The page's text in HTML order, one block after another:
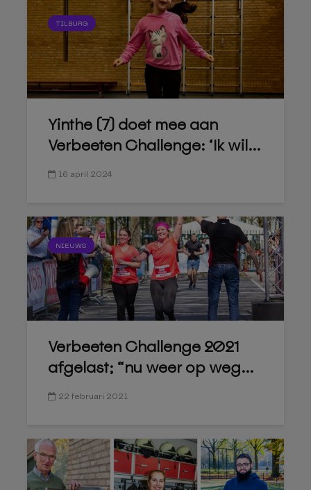
TILBURG
Yinthe (7) doet mee aan
Verbeeten Challenge: ‘Ik wil...
16 april 2024
NIEUWS
Verbeeten Challenge 2021
afgelast; “nu weer op weg...
22 februari 2021